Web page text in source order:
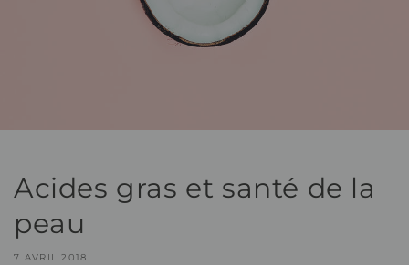
Acides gras et santé de la
peau
7 AVRIL 2018